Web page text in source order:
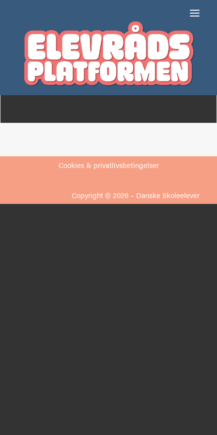
Bramsnæsvigskolen
Medlemmer
Cookies & privatlivsbetingelser
Copyright © 2026 – Danske Skoleelever